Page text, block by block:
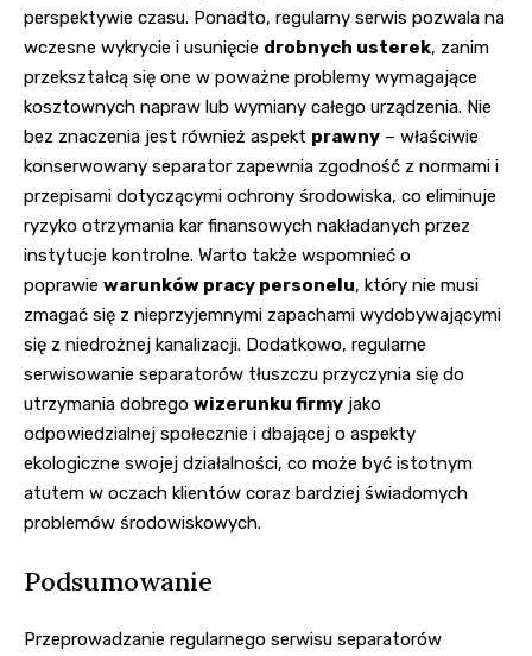
perspektywie czasu. Ponadto, regularny serwis pozwala na
wczesne wykrycie i usunięcie drobnych usterek, zanim
przekształcą się one w poważne problemy wymagające
kosztownych napraw lub wymiany całego urządzenia. Nie
bez znaczenia jest również aspekt prawny – właściwie
konserwowany separator zapewnia zgodność z normami i
przepisami dotyczącymi ochrony środowiska, co eliminuje
ryzyko otrzymania kar finansowych nakładanych przez
instytucje kontrolne. Warto także wspomnieć o
poprawie warunków pracy personelu, który nie musi
zmagać się z nieprzyjemnymi zapachami wydobywającymi
się z niedrożnej kanalizacji. Dodatkowo, regularne
serwisowanie separatorów tłuszczu przyczynia się do
utrzymania dobrego wizerunku firmy jako
odpowiedzialnej społecznie i dbającej o aspekty
ekologiczne swojej działalności, co może być istotnym
atutem w oczach klientów coraz bardziej świadomych
problemów środowiskowych.
Podsumowanie
Przeprowadzanie regularnego serwisu separatorów